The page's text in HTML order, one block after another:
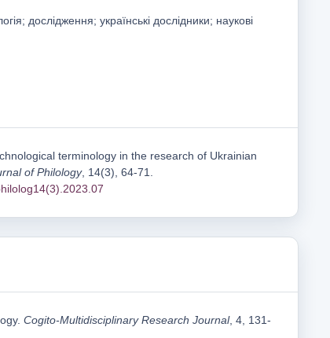
дослідження; українські дослідники; наукові
terminology in the research of Ukrainian
of Philology, 14(3), 64-71.
Cogito-Multidisciplinary Research Journal, 4, 131-